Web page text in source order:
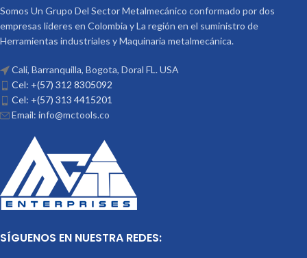
Somos Un Grupo Del Sector Metalmecánico conformado por dos
empresas lideres en Colombia y La región en el suministro de
Herramientas industriales y Maquinaria metalmecánica.
Cali, Barranquilla, Bogota, Doral FL. USA
Cel: +(57) 312 8305092
Cel: +(57) 313 4415201
Email: info@mctools.co
SÍGUENOS EN NUESTRA REDES: